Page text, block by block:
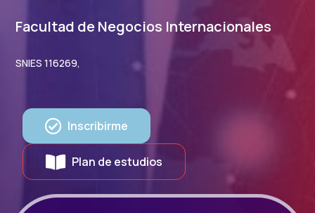
Facultad de Negocios Internacionales
SNIES 116269,
Inscribirme
Plan de estudios